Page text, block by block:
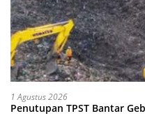
1 Agustus 2026
Penutupan TPST Bantar